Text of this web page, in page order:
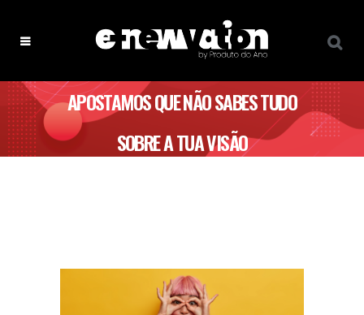
APOSTAMOS QUE NÃO SABES TUDO
SOBRE A TUA VISÃO